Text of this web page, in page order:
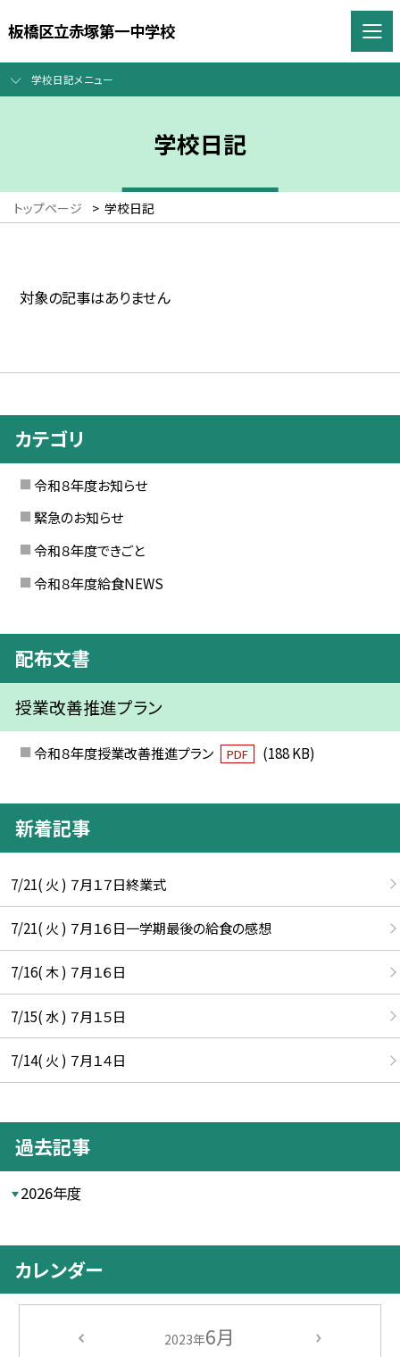
板橋区立赤塚第一中学校
学校日記メニュー
学校日記
トップページ > 学校日記
対象の記事はありません
カテゴリ
令和８年度お知らせ
緊急のお知らせ
令和８年度できごと
令和８年度給食NEWS
配布文書
授業改善推進プラン
令和８年度授業改善推進プラン PDF (188 KB)
新着記事
7/21( 火 ) ７月１７日終業式
7/21( 火 ) ７月１６日一学期最後の給食の感想
7/16( 木 ) ７月１６日
7/15( 水 ) ７月１５日
7/14( 火 ) ７月１４日
過去記事
2026年度
カレンダー
2023年6月